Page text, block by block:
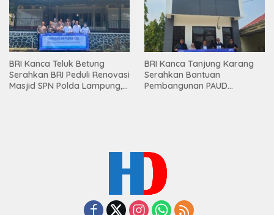
BRI Kanca Teluk Betung
Serahkan BRI Peduli Renovasi
Masjid SPN Polda Lampung,
BRI Kanca Tanjung Karang
Serahkan Bantuan
Pembangunan PAUD